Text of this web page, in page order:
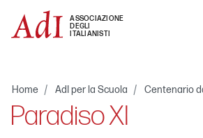
ASSOCIAZIONE
DEGLI
ITALIANISTI
Home AdI per la Scuola Centenario
Paradiso XI